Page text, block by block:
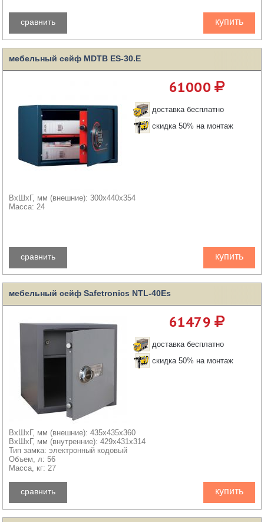
купить
сравнить
мебельный сейф MDTB ES-30.Е
61000
доставка бесплатно
скидка 50% на монтаж
ВхШхГ, мм (внешние): 300x440x354
Масса: 24
купить
сравнить
мебельный сейф Safetronics NTL-40Es
61479
доставка бесплатно
скидка 50% на монтаж
ВхШхГ, мм (внешние): 435x435x360
ВхШхГ, мм (внутренние): 429x431x314
Тип замка: электронный кодовый
Объем, л: 56
Масса, кг: 27
купить
сравнить